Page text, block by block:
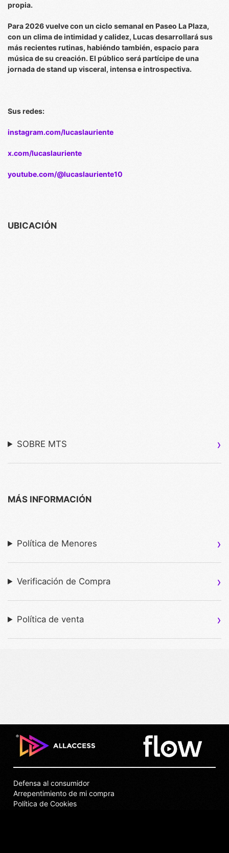
propia.
Para 2026 vuelve con un ciclo semanal en Paseo La Plaza,
con un clima de intimidad y calidez, Lucas desarrollará sus
más recientes rutinas, habiéndo también, espacio para
música de su creación. El público será partícipe de una
jornada de stand up visceral, intensa e introspectiva.
Sus redes:
instagram.com/lucaslauriente
x.com/lucaslauriente
youtube.com/@lucaslauriente10
UBICACIÓN
SOBRE MTS
MÁS INFORMACIÓN
Política de Menores
Verificación de Compra
Política de venta
Política de Cookies
Arrepentimiento de mi compra
Defensa al consumidor